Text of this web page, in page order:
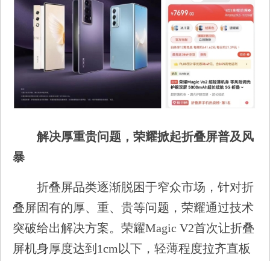
解决厚重贵问题，荣耀掀起折叠屏普及风
暴
折叠屏品类逐渐脱困于窄众市场，针对折
叠屏固有的厚、重、贵等问题，荣耀通过技术
突破给出解决方案。荣耀Magic V2首次让折叠
屏机身厚度达到1cm以下，轻薄程度拉齐直板